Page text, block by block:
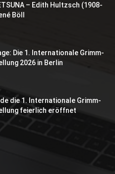
– Edith Hultzsch (1908-
Böll
Die 1. Internationale Grimm-
2026 in Berlin
die 1. Internationale Grimm-
feierlich eröffnet